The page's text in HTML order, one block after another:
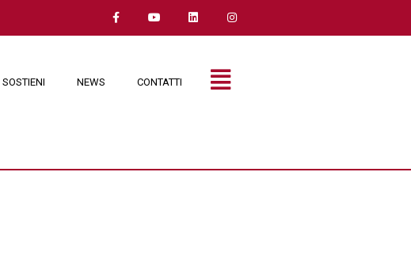
SOSTIENI NEWS CONTATTI